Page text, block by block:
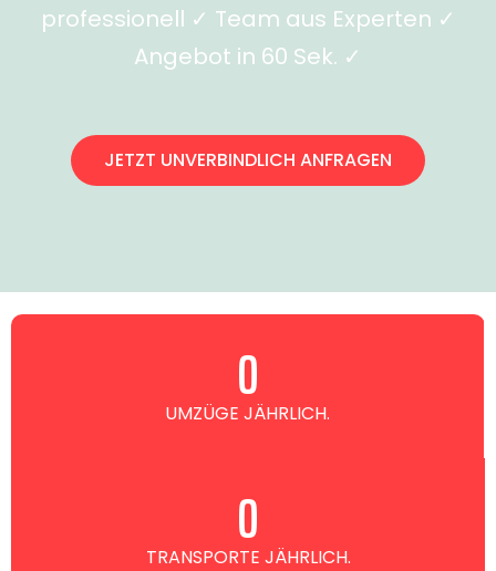
professionell ✓ Team aus Experten ✓
Angebot in 60 Sek. ✓
JETZT UNVERBINDLICH ANFRAGEN
UMZÜGE JÄHRLICH.
0
TRANSPORTE JÄHRLICH.
0